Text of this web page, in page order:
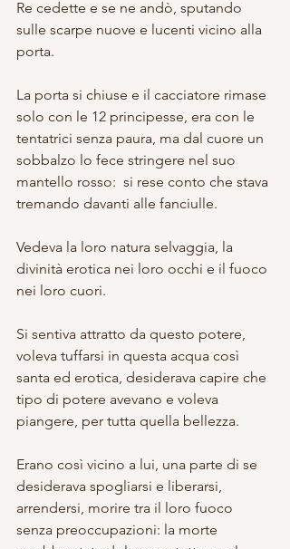
Re cedette e se ne andò, sputando
sulle scarpe nuove e lucenti vicino alla
porta.
La porta si chiuse e il cacciatore rimase
solo con le 12 principesse, era con le
tentatrici senza paura, ma dal cuore un
sobbalzo lo fece stringere nel suo
mantello rosso:  si rese conto che stava
tremando davanti alle fanciulle.
Vedeva la loro natura selvaggia, la
divinità erotica nei loro occhi e il fuoco
nei loro cuori.
Si sentiva attratto da questo potere,
voleva tuffarsi in questa acqua così
santa ed erotica, desiderava capire che
tipo di potere avevano e voleva
piangere, per tutta quella bellezza.
Erano così vicino a lui, una parte di se
desiderava spogliarsi e liberarsi,
arrendersi, morire tra il loro fuoco
senza preoccupazioni: la morte